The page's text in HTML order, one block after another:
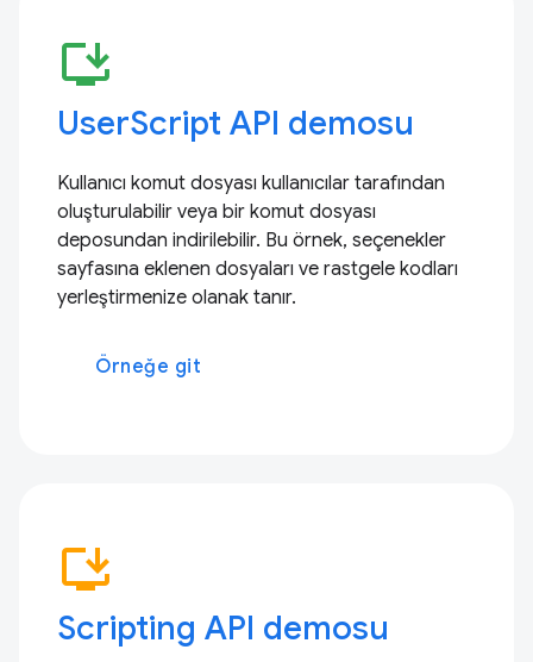
install_desktop
UserScript API demosu
Kullanıcı komut dosyası kullanıcılar tarafından
oluşturulabilir veya bir komut dosyası
deposundan indirilebilir. Bu örnek, seçenekler
sayfasına eklenen dosyaları ve rastgele kodları
yerleştirmenize olanak tanır.
Örneğe git
install_desktop
Scripting API demosu